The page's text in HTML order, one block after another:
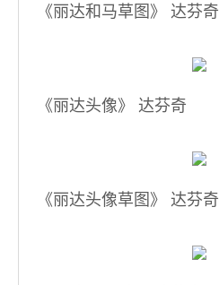
《丽达和马草图》 达芬奇
《丽达头像》 达芬奇
《丽达头像草图》 达芬奇